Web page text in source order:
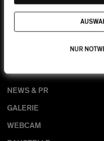
NUR
OFFICE
NEWS & PR
GALERIE
WEBCAM